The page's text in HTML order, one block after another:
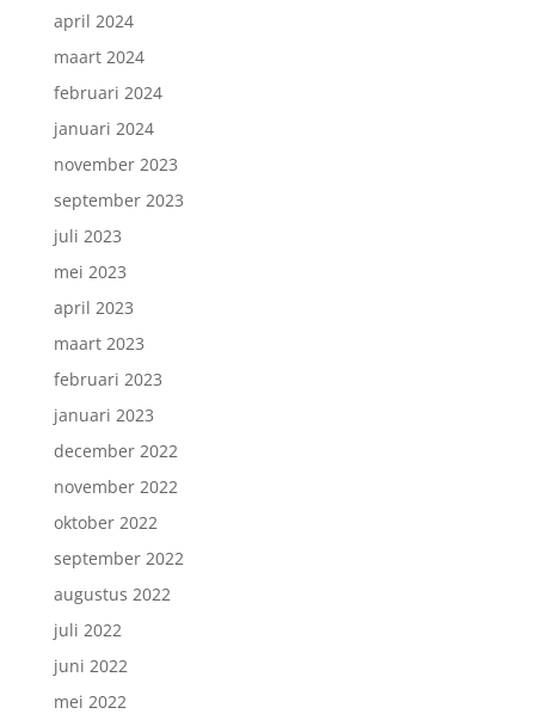
april 2024
maart 2024
februari 2024
januari 2024
november 2023
september 2023
juli 2023
mei 2023
april 2023
maart 2023
februari 2023
januari 2023
december 2022
november 2022
oktober 2022
september 2022
augustus 2022
juli 2022
juni 2022
mei 2022
Inschrijven nieuwsbrief.